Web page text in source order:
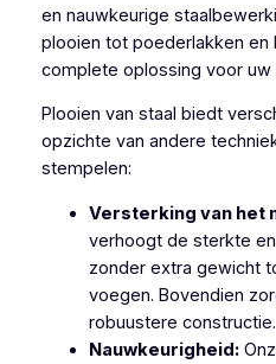
en nauwkeurige
plooien tot poederlakken en
complete oplossing voor uw
Plooien van staal biedt
opzichte van andere
stempelen:
Versterking van het
verhoogt de sterkte
zonder extra gewicht
voegen. Bovendien
robuustere constructie.
Nauwkeurigheid: